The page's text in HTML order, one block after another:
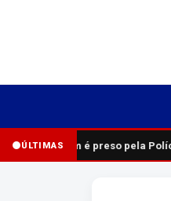
ÚLTIMAS
Homem é preso pela